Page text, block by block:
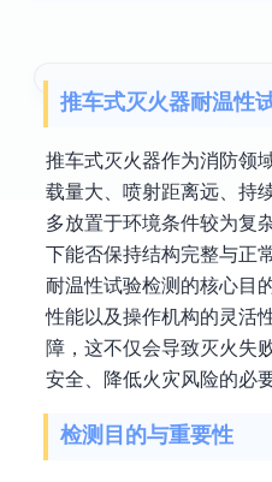
推车式灭火器耐温性
推车式灭火器作为消防领
载量大、喷射距离远、持
多放置于环境条件较为复
下能否保持结构完整与正
耐温性试验检测的核心目
性能以及操作机构的灵活
障，这不仅会导致灭火失
安全、降低火灾风险的必
检测目的与重要性